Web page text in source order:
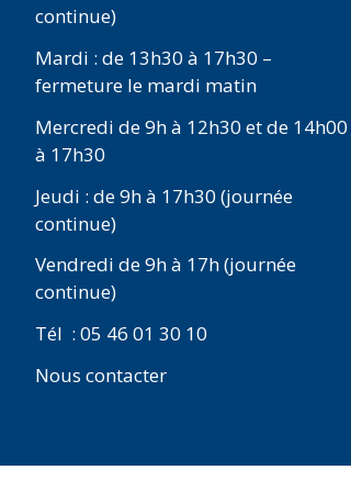
continue)
Mardi : de 13h30 à 17h30 –
fermeture le mardi matin
Mercredi de 9h à 12h30 et de 14h00
à 17h30
Jeudi : de 9h à 17h30 (journée
continue)
Vendredi de 9h à 17h (journée
continue)
Tél : 05 46 01 30 10
Nous contacter